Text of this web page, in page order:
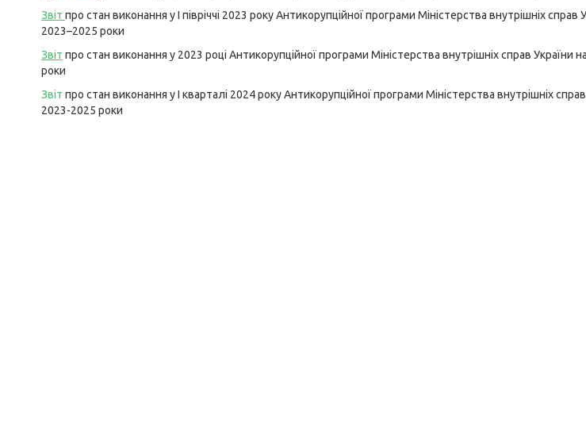
Звіт про стан виконання у І півріччі 2023 року Антикорупційної програми Міністерства внутрішніх справ
2023–2025 роки
Звіт про стан виконання у 2023 році Антикорупційної програми Міністерства внутрішніх справ України
роки
Звіт про стан виконання у I кварталі 2024 року Антикорупційної програми Міністерства внутрішніх
2023-2025 роки